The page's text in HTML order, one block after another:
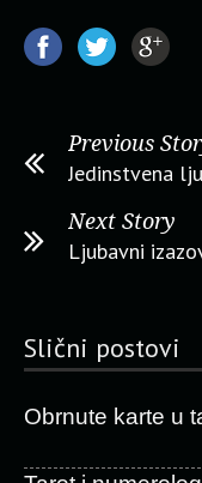
Previous
Jedinstvena
Next Story
Ljubavni
Slični postovi
Obrnute karte u